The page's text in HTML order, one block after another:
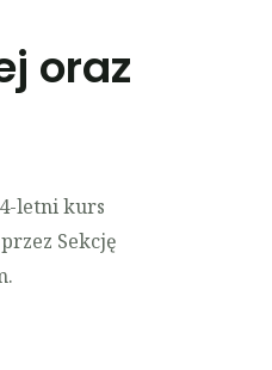
oraz
letni kurs
Sekcję